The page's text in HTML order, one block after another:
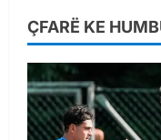
ÇFARË KE